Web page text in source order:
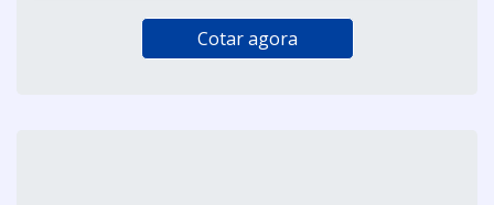
Cotar agora